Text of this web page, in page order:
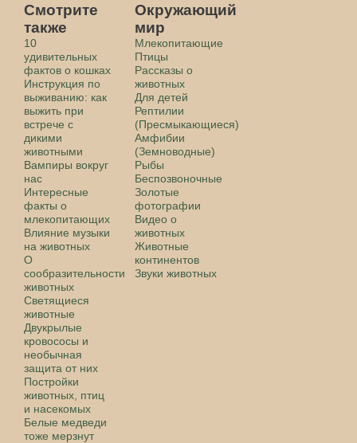
Смотрите
также
10
удивительных
фактов о кошках
Инструкция по
выживанию: как
выжить при
встрече с
дикими
животными
Вампиры вокруг
нас
Интересные
факты о
млекопитающих
Влияние музыки
на животных
О
сообразительности
животных
Светящиеся
животные
Двукрылые
кровососы и
необычная
защита от них
Постройки
животных, птиц
и насекомых
Белые медведи
тоже мерзнут
Окружающий
мир
Млекопитающие
Птицы
Рассказы о
животных
Для детей
Рептилии
(Пресмыкающиеся)
Амфибии
(Земноводные)
Рыбы
Беспозвоночные
Золотые
фотографии
Видео о
животных
Животные
континентов
Звуки животных